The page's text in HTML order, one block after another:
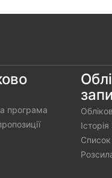
Чохол AG Matt Glass на
програма